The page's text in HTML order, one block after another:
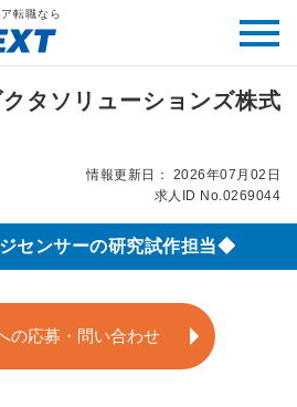
転職なら
タソリューションズ株式
情報更新日： 2026年07月02日
求人ID No.0269044
センサーの研究試作担当◆
の応募・問い合わせ